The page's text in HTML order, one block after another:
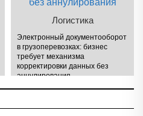
Логистика
Электронный документооборот
в грузоперевозках: бизнес
требует механизма
корректировки данных без
аннулирования